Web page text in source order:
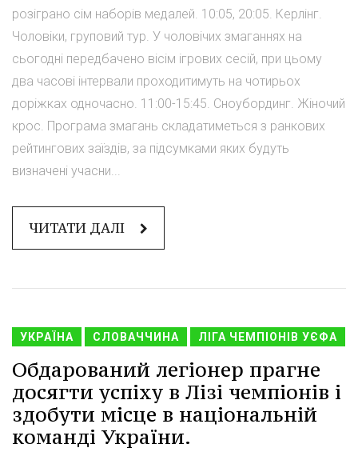
розіграно сім наборів медалей. 10:05, 20:05. Керлінг.
Чоловіки, груповий тур. У чоловічих змаганнях на
сьогодні передбачено вісім ігрових сесій, при цьому
два часові інтервали проходитимуть на чотирьох
доріжках одночасно. 11:00-15:45. Сноубординг. Жіночий
крос. Програма змагань складатиметься з ранкових
рейтингових заїздів, за підсумками яких будуть
визначені учасни...
ЧИТАТИ ДАЛІ
УКРАЇНА СЛОВАЧЧИНА ЛІГА ЧЕМПІОНІВ УЄФА
Обдарований легіонер прагне
досягти успіху в Лізі чемпіонів і
здобути місце в національній
команді України.